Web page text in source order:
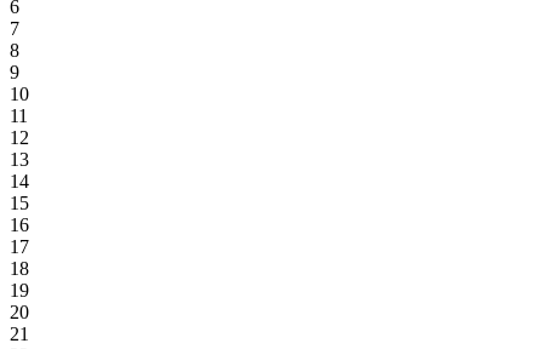
6
7
8
9
10
11
12
13
14
15
16
17
18
19
20
21